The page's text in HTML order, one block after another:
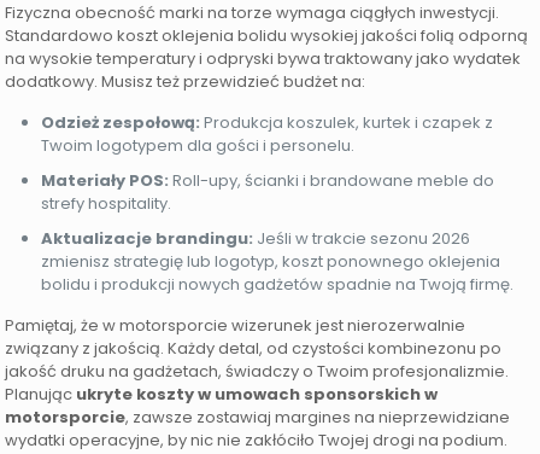
Fizyczna obecność marki na torze wymaga ciągłych inwestycji.
Standardowo koszt oklejenia bolidu wysokiej jakości folią odporną
na wysokie temperatury i odpryski bywa traktowany jako wydatek
dodatkowy. Musisz też przewidzieć budżet na:
Odzież zespołową: Produkcja koszulek, kurtek i czapek z
Twoim logotypem dla gości i personelu.
Materiały POS: Roll-upy, ścianki i brandowane meble do
strefy hospitality.
Aktualizacje brandingu: Jeśli w trakcie sezonu 2026
zmienisz strategię lub logotyp, koszt ponownego oklejenia
bolidu i produkcji nowych gadżetów spadnie na Twoją firmę.
Pamiętaj, że w motorsporcie wizerunek jest nierozerwalnie
związany z jakością. Każdy detal, od czystości kombinezonu po
jakość druku na gadżetach, świadczy o Twoim profesjonalizmie.
Planując ukryte koszty w umowach sponsorskich w
motorsporcie, zawsze zostawiaj margines na nieprzewidziane
wydatki operacyjne, by nic nie zakłóciło Twojej drogi na podium.